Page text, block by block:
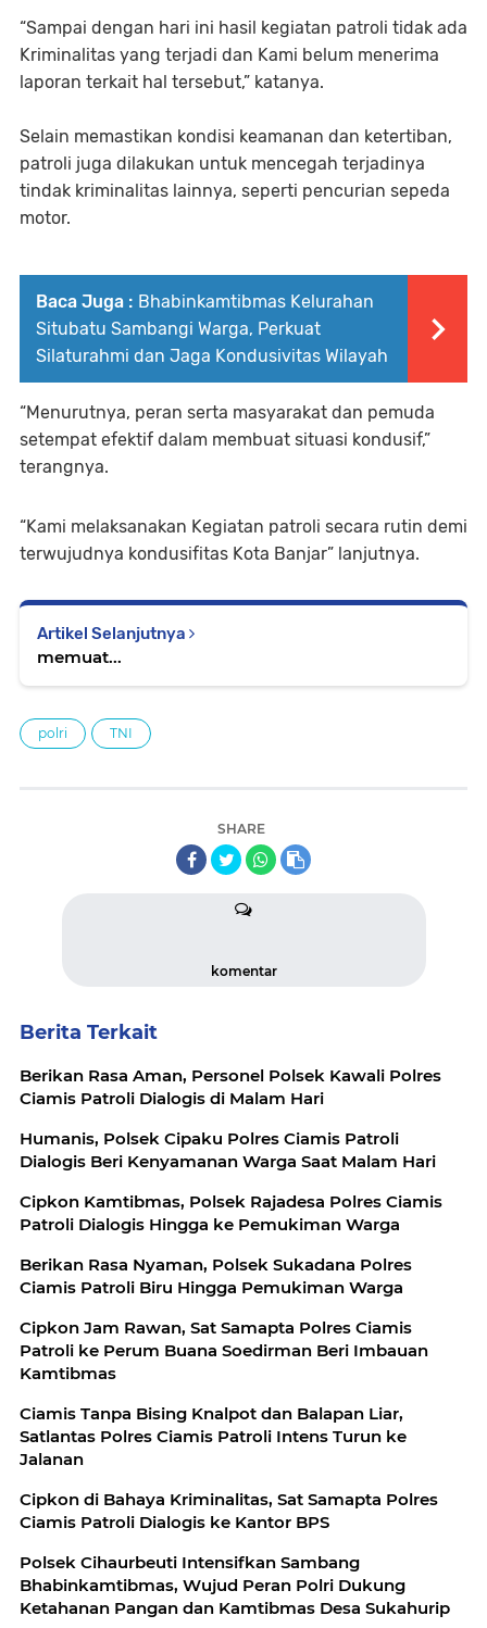
“Sampai dengan hari ini hasil kegiatan patroli tidak ada
Kriminalitas yang terjadi dan Kami belum menerima
laporan terkait hal tersebut,” katanya.
Selain memastikan kondisi keamanan dan ketertiban,
patroli juga dilakukan untuk mencegah terjadinya
tindak kriminalitas lainnya, seperti pencurian sepeda
motor.
Baca Juga : Bhabinkamtibmas Kelurahan
Situbatu Sambangi Warga, Perkuat
Silaturahmi dan Jaga Kondusivitas Wilayah
“Menurutnya, peran serta masyarakat dan pemuda
setempat efektif dalam membuat situasi kondusif,”
terangnya.
“Kami melaksanakan Kegiatan patroli secara rutin demi
terwujudnya kondusifitas Kota Banjar” lanjutnya.
Artikel Selanjutnya
memuat...
polri TNI
SHARE
komentar
Berita Terkait
Berikan Rasa Aman, Personel Polsek Kawali Polres
Ciamis Patroli Dialogis di Malam Hari
Humanis, Polsek Cipaku Polres Ciamis Patroli
Dialogis Beri Kenyamanan Warga Saat Malam Hari
Cipkon Kamtibmas, Polsek Rajadesa Polres Ciamis
Patroli Dialogis Hingga ke Pemukiman Warga
Berikan Rasa Nyaman, Polsek Sukadana Polres
Ciamis Patroli Biru Hingga Pemukiman Warga
Cipkon Jam Rawan, Sat Samapta Polres Ciamis
Patroli ke Perum Buana Soedirman Beri Imbauan
Kamtibmas
Ciamis Tanpa Bising Knalpot dan Balapan Liar,
Satlantas Polres Ciamis Patroli Intens Turun ke
Jalanan
Cipkon di Bahaya Kriminalitas, Sat Samapta Polres
Ciamis Patroli Dialogis ke Kantor BPS
Polsek Cihaurbeuti Intensifkan Sambang
Bhabinkamtibmas, Wujud Peran Polri Dukung
Ketahanan Pangan dan Kamtibmas Desa Sukahurip